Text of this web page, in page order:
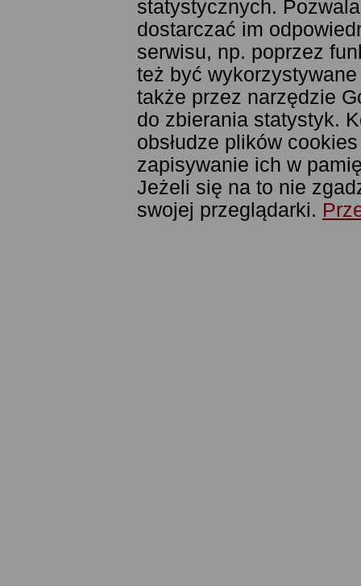
statystycznych.
dostarczać im
serwisu, np. poprzez
też być
także przez narzędzie
do zbierania statystyk.
obsłudze plików
zapisywanie ich w
Jeżeli się na to nie
swojej przeglądarki.